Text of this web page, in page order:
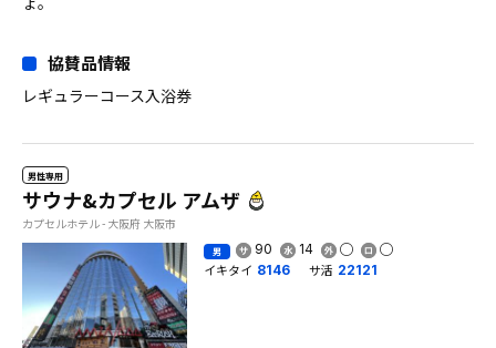
協賛品情報
レギュラーコース入浴券
男性専用
サウナ&カプセル アムザ
カプセルホテル - 大阪府 大阪市
男 90 14
イキタイ 8146 サ活 22121